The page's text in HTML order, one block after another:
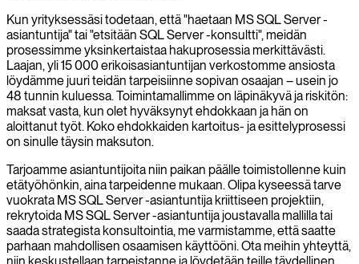
Kun yrityksessäsi todetaan, että "haetaan MS SQL Server -
asiantuntija" tai "etsitään SQL Server -konsultti", meidän
prosessimme yksinkertaistaa hakuprosessia merkittävästi.
Laajan, yli 15 000 erikoisasiantuntijan verkostomme ansiosta
löydämme juuri teidän tarpeisiinne sopivan osaajan – usein jo
48 tunnin kuluessa. Toimintamallimme on läpinäkyvä ja riskitön:
maksat vasta, kun olet hyväksynyt ehdokkaan ja hän on
aloittanut työt. Koko ehdokkaiden kartoitus- ja esittelyprosessi
on sinulle täysin maksuton.
Tarjoamme asiantuntijoita niin paikan päälle toimistollenne kuin
etätyöhönkin, aina tarpeidenne mukaan. Olipa kyseessä tarve
vuokrata MS SQL Server -asiantuntija kriittiseen projektiin,
rekrytoida MS SQL Server -asiantuntija joustavalla mallilla tai
saada strategista konsultointia, me varmistamme, että saatte
parhaan mahdollisen osaamisen käyttööni. Ota meihin yhteyttä,
niin keskustellaan tarpeistanne ja löydetään teille täydellinen